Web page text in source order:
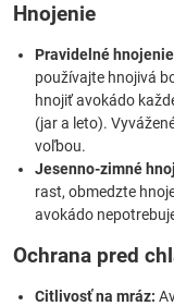
Hnojenie
Pravidelné
používajte hnojivá
hnojiť avokádo
(jar a leto).
voľbou.
Jesenno-zimné
rast, obmedzte
avokádo
Ochrana pred
Citlivosť na mráz: